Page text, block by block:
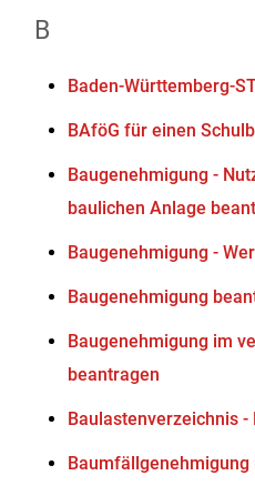
B
Baden-Württemberg-
BAföG für einen
Baugenehmigung -
baulichen Anlage
Baugenehmigung -
Baugenehmigung
Baugenehmigung im
beantragen
Baulastenverzeichnis -
Baumfällgenehmigung